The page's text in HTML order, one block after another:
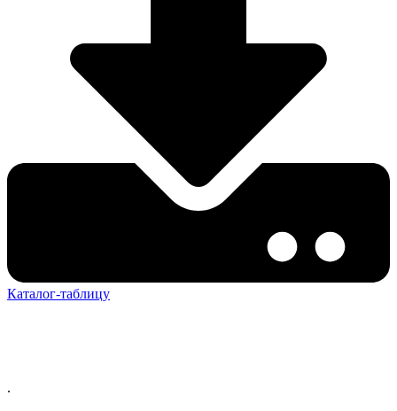
Каталог-таблицу
.